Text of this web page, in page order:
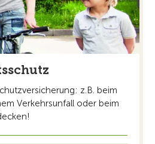
z.B. beim
Verkehrsunfall oder beim